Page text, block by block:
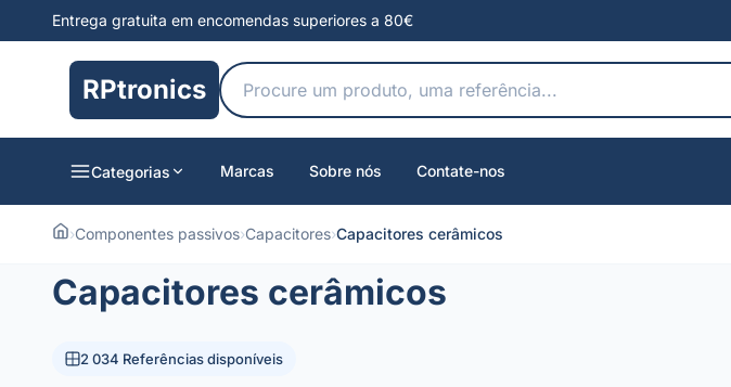
Entrega gratuita em encomendas superiores a 80€
RPtronics
Categorias Marcas Sobre nós Contate-nos
›Componentes passivos›Capacitores›Capacitores cerâmicos
Capacitores cerâmicos
2 034 Referências disponíveis